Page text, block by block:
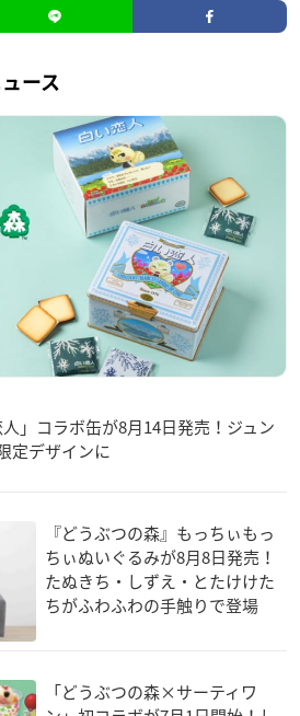
ース
」コラボ缶が8月14日発売！ジュン
定デザインに
『どうぶつの森』もっちぃもっ
ちぃぬいぐるみが8月8日発売！
たぬきち・しずえ・とたけけた
ちがふわふわの手触りで登場
「どうぶつの森×サーティワ